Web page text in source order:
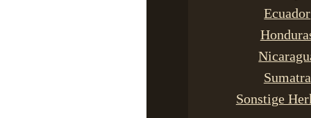
Ecuador
Sumatra
Sonstige